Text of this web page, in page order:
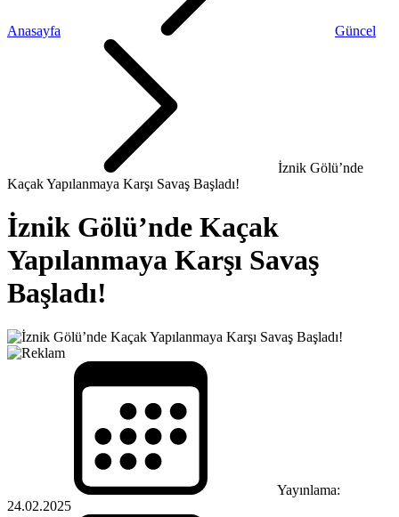
Anasayfa Güncel
İznik Gölü’nde
Kaçak Yapılanmaya Karşı Savaş Başladı!
İznik Gölü’nde Kaçak
Yapılanmaya Karşı Savaş
Başladı!
Yayınlama:
24.02.2025